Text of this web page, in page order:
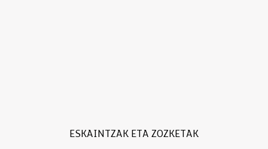
ESKAINTZAK ETA ZOZKETAK